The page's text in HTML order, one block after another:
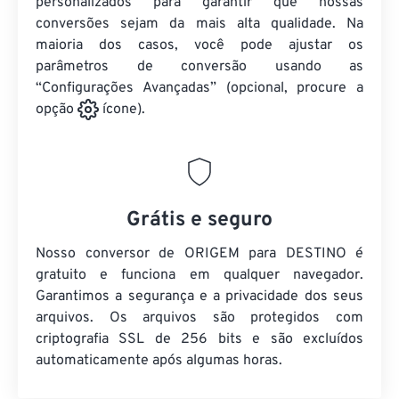
conversões sejam da mais alta qualidade. Na
maioria dos casos, você pode ajustar os
parâmetros de conversão usando as
“Configurações Avançadas” (opcional, procure a
opção
ícone).
Grátis e seguro
Nosso conversor de ORIGEM para DESTINO é
gratuito e funciona em qualquer navegador.
Garantimos a segurança e a privacidade dos seus
arquivos. Os arquivos são protegidos com
criptografia SSL de 256 bits e são excluídos
automaticamente após algumas horas.